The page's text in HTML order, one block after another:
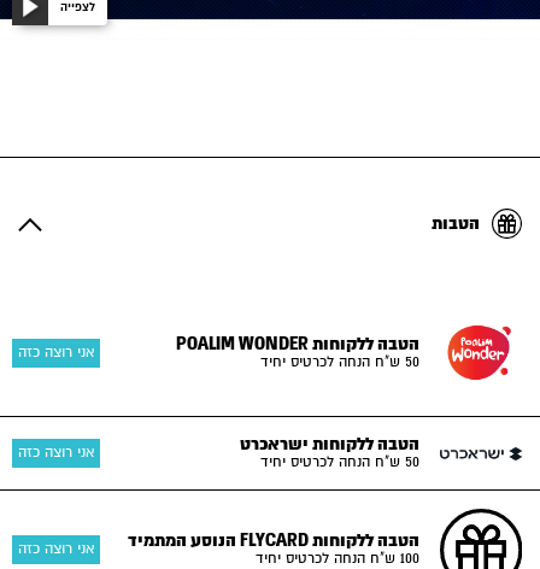
לצפייה
הטבות
הטבה ללקוחות POALIM WONDER
50 ש"ח הנחה לכרטיס יחיד
אני רוצה כזה
הטבה ללקוחות ישראכרט
50 ש"ח הנחה לכרטיס יחיד
אני רוצה כזה
הטבה ללקוחות FLYCARD הנוסע המתמיד
100 ש"ח הנחה לכרטיס יחיד
אני רוצה כזה